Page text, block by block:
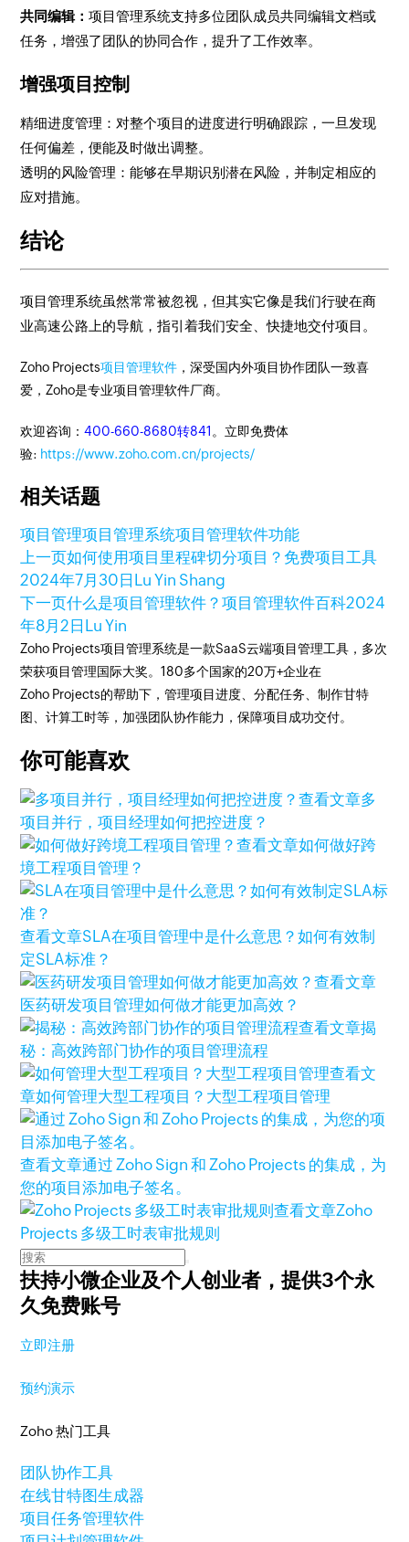
共同编辑：项目管理系统支持多位团队成员共同编辑文档或
任务，增强了团队的协同合作，提升了工作效率。
增强项目控制
精细进度管理：对整个项目的进度进行明确跟踪，一旦发现
任何偏差，便能及时做出调整。
透明的风险管理：能够在早期识别潜在风险，并制定相应的
应对措施。
结论
项目管理系统虽然常常被忽视，但其实它像是我们行驶在商
业高速公路上的导航，指引着我们安全、快捷地交付项目。
Zoho Projects项目管理软件 ，深受国内外项目协作团队一致喜
爱，Zoho是专业项目管理软件厂商。
欢迎咨询：400-660-8680转841 。立即免费体
验: https://www.zoho.com.cn/projects/
相关话题
项目管理项目管理系统项目管理软件功能
上一页如何使用项目里程碑切分项目？免费项目工具
2024年7月30日 Lu Yin Shang
下一页什么是项目管理软件？项目管理软件百科2024
年8月2日 Lu Yin
Zoho Projects项目管理系统是一款SaaS云端项目管理工具，多次
荣获项目管理国际大奖。180多个国家的20万+企业在
Zoho Projects的帮助下，管理项目进度、分配任务、制作甘特
图、计算工时等，加强团队协作能力，保障项目成功交付。
你可能喜欢
查看文章多
项目并行，项目经理如何把控进度？
查看文章如何做好跨
境工程项目管理？
查看文章SLA在项目管理中是什么意思？如何有效制
定SLA标准？
查看文章
医药研发项目管理如何做才能更加高效？
查看文章揭
秘：高效跨部门协作的项目管理流程
查看文
章如何管理大型工程项目？大型工程项目管理
查看文章通过 Zoho Sign 和 Zoho Projects 的集成，为
您的项目添加电子签名。
查看文章Zoho
Projects 多级工时表审批规则
扶持小微企业及个人创业者，提供3个永
久免费账号
立即注册
预约演示
Zoho 热门工具
团队协作工具
在线甘特图生成器
项目任务管理软件